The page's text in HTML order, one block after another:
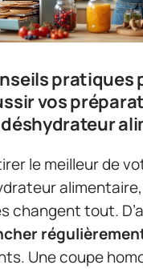
pratiques
vos
le meilleur de
changent tout.
Une coupe